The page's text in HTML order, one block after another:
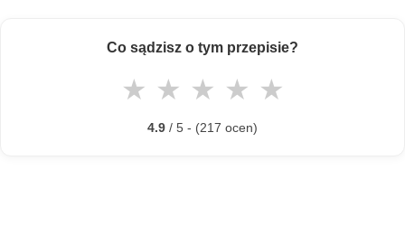
Co sądzisz o tym przepisie?
★ ★ ★ ★ ★
4.9 / 5 - (217 ocen)